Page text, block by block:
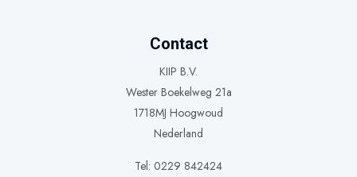
Contact
KIIP B.V.
Wester Boekelweg 21a
1718MJ Hoogwoud
Nederland
Tel: 0229 842424